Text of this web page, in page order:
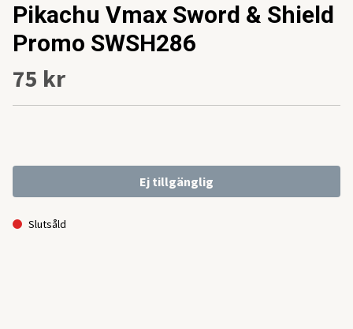
Pikachu Vmax Sword & Shield
Promo SWSH286
75 kr
Ej tillgänglig
Slutsåld